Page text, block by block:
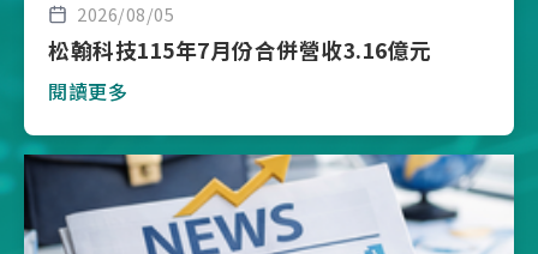
2026/08/05
松翰科技115年7月份合併營收3.16億元
閱讀更多